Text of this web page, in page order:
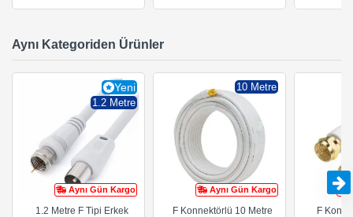
Aynı Kategoriden Ürünler
Aynı Gün Kargo
Yeni
1.2 Metre
1.2 Metre F Tipi Erkek
Aynı Gün Kargo
10 Metre
F Konnektörlü 10 Metre
F